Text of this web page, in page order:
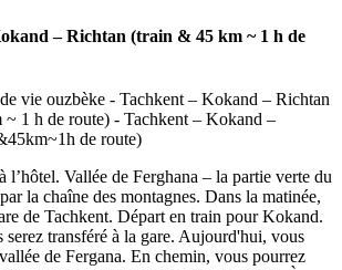
– Richtan (train & 45 km ~ 1 h de
l’hôtel. Vallée de Ferghana – la partie verte du
la chaîne des montagnes. Dans la matinée,
de Tachkent. Départ en train pour Kokand.
serez transféré à la gare. Aujourd'hui, vous
de Fergana. En chemin, vous pourrez